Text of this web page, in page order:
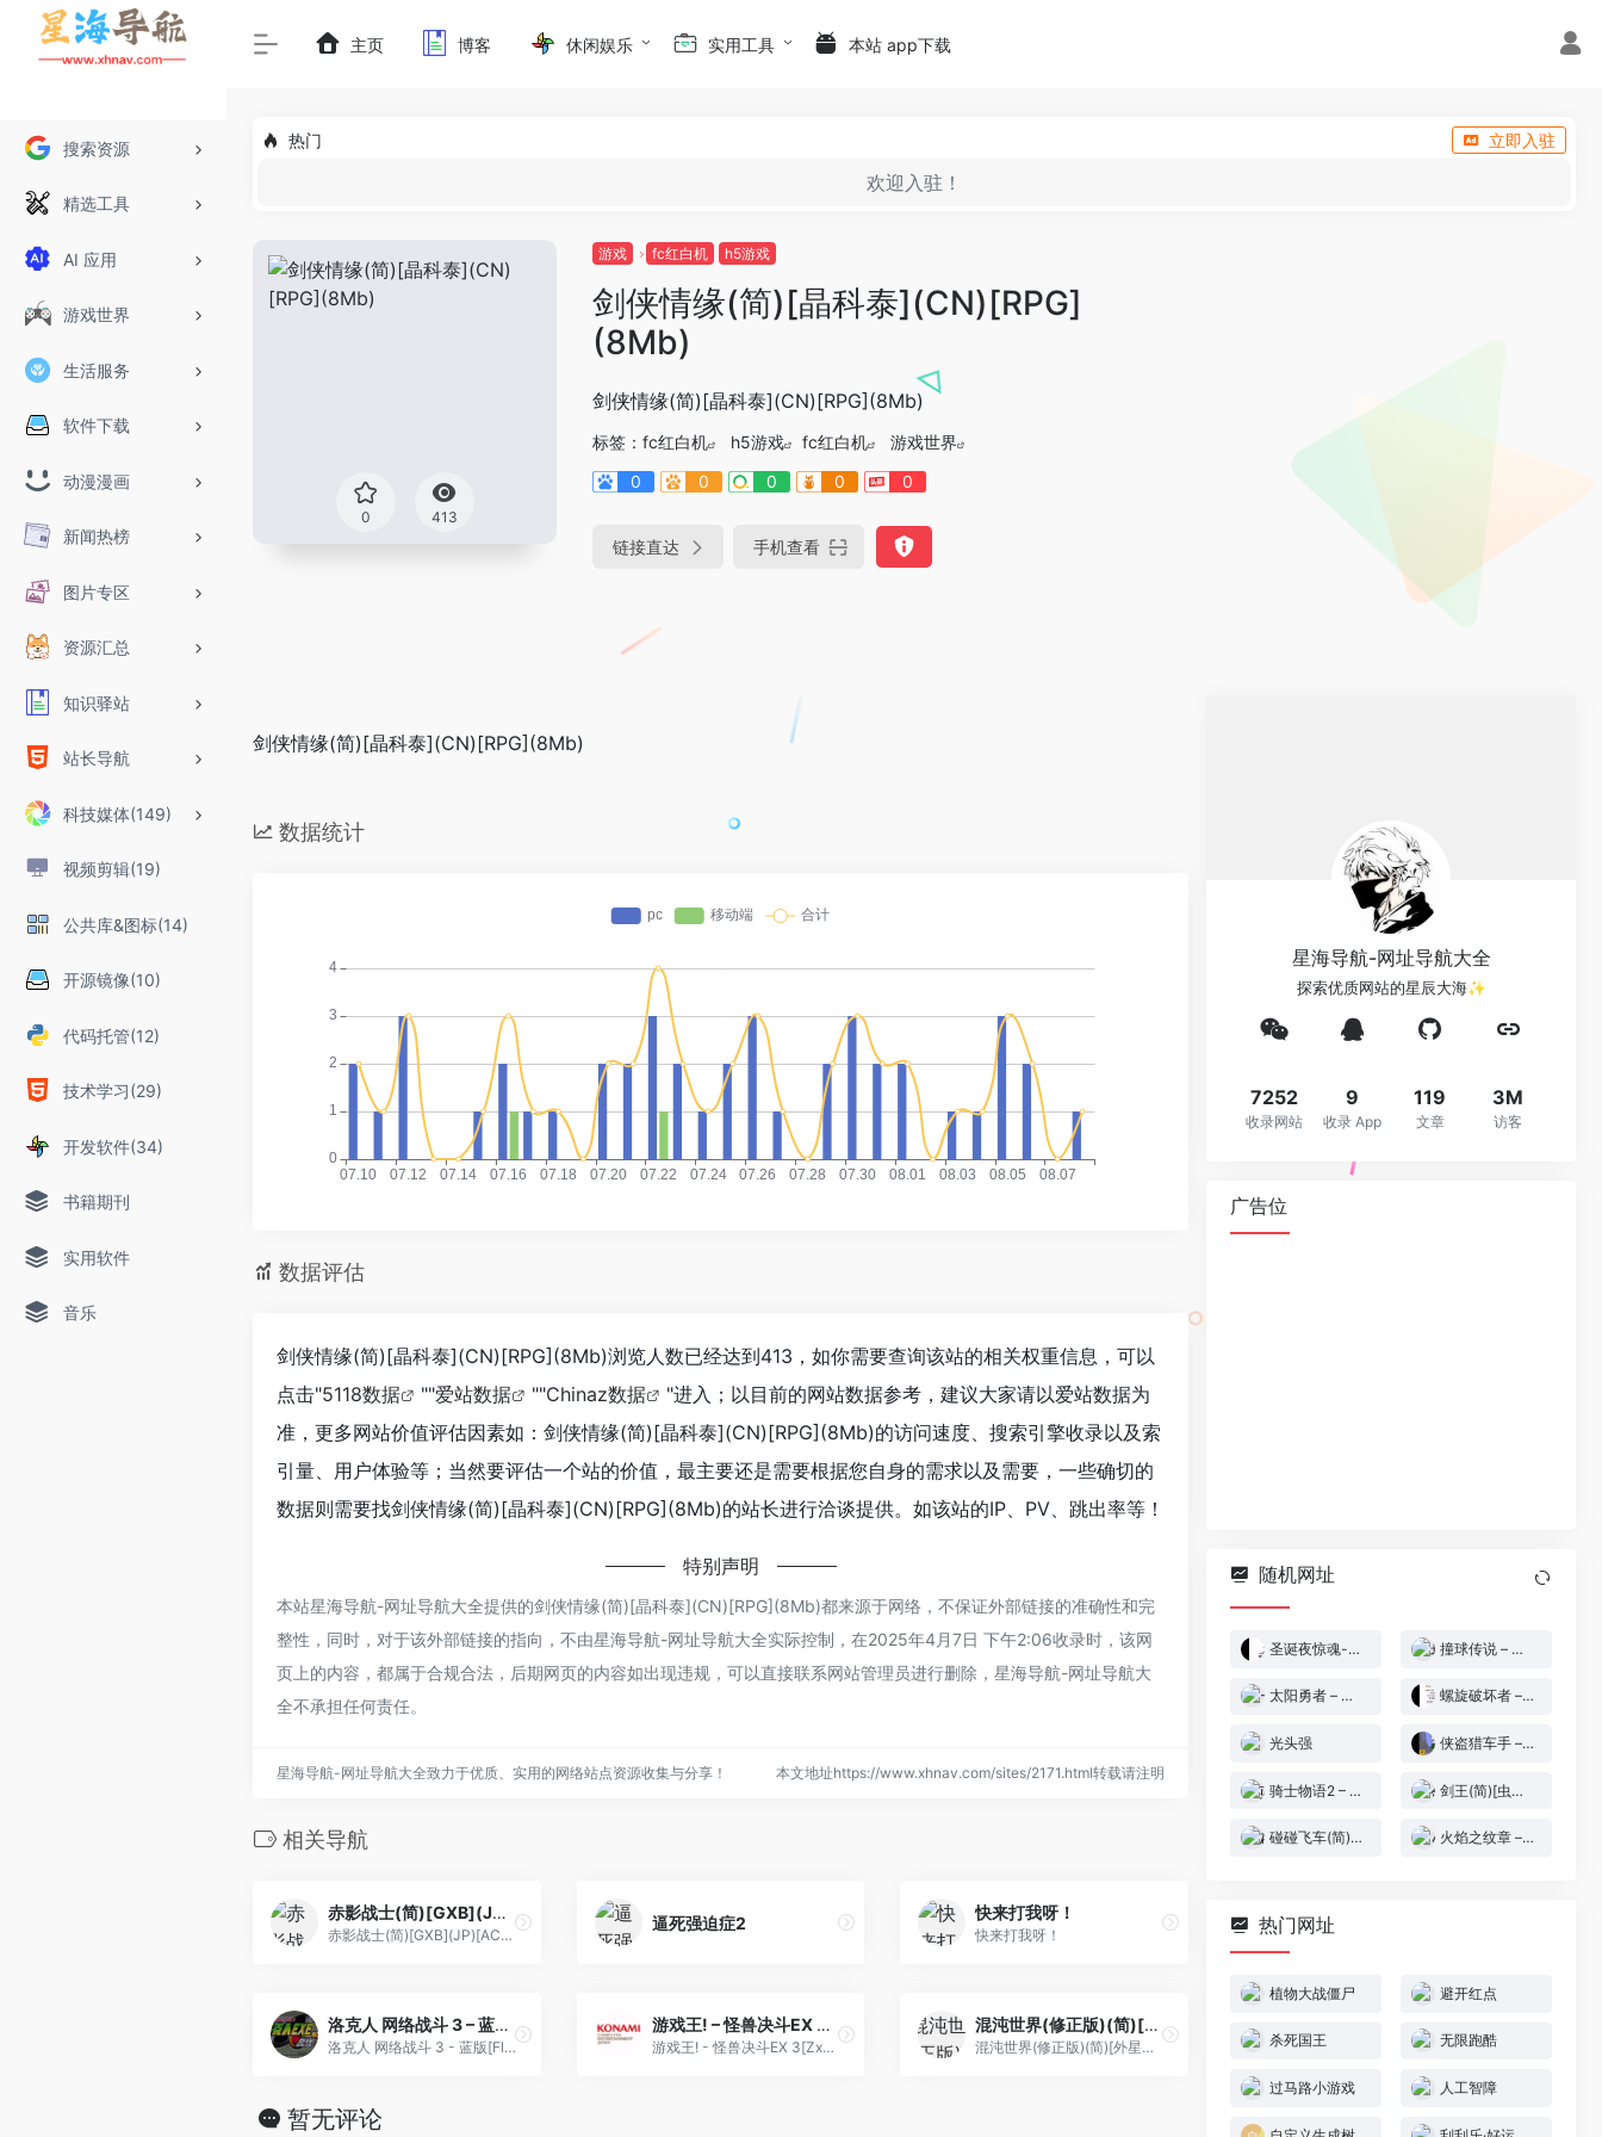
搜索资源
精选工具
AI 应用
游戏世界
生活服务
软件下载
动漫漫画
新闻热榜
图片专区
资源汇总
知识驿站
站长导航
科技媒体(149)
视频剪辑(19)
公共库&图标(14)
开源镜像(10)
代码托管(12)
技术学习(29)
开发软件(34)
书籍期刊
实用软件
音乐
主页 博客 休闲娱乐 实用工具 本站 app下载
热门 立即入驻
欢迎入驻！
0 413
游戏 fc红白机 h5游戏
剑侠情缘(简)[晶科泰](CN)[RPG]
(8Mb)
剑侠情缘(简)[晶科泰](CN)[RPG](8Mb)
标签： fc红白机 h5游戏 fc红白机
游戏世界
0
0 0 0 0
链接直达 手机查看
剑侠情缘(简)[晶科泰](CN)[RPG](8Mb)
数据统计
数据评估
剑侠情缘(简)[晶科泰](CN)[RPG](8Mb)浏览人数已经达到413，如你需要查询该站的相关权重信息，可以
点击"5118数据 ""爱站数据 ""Chinaz数据
"进入；以目前的网站数据参考，建议大家请以爱站数据为
准，更多网站价值评估因素如：剑侠情缘(简)[晶科泰](CN)[RPG](8Mb)的访问速度、搜索引擎收录以及索
引量、用户体验等；当然要评估一个站的价值，最主要还是需要根据您自身的需求以及需要，一些确切的
数据则需要找剑侠情缘(简)[晶科泰](CN)[RPG](8Mb)的站长进行洽谈提供。如该站的IP、PV、跳出率等！
特别声明
本站星海导航-网址导航大全提供的剑侠情缘(简)[晶科泰](CN)[RPG](8Mb)都来源于网络，不保证外部链接的准确性和完
整性，同时，对于该外部链接的指向，不由星海导航-网址导航大全实际控制，在2025年4月7日 下午2:06收录时，该网
页上的内容，都属于合规合法，后期网页的内容如出现违规，可以直接联系网站管理员进行删除，星海导航-网址导航大
全不承担任何责任。
星海导航-网址导航大全致力于优质、实用的网络站点资源收集与分享！ 本文地址https://www.xhnav.com/sites/2171.html转载请注明
相关导航
赤影战士(简)[GXB](JP)[ACT](2Mb)
赤影战士(简)[GXB](JP)[ACT](2Mb)
逼死强迫症2
快来打我呀！
快来打我呀！
洛克人 网络战斗 3 – 蓝版[Flyeyes][简](US)(80.06Mb)
洛克人 网络战斗 3 - 蓝版[Flyeyes][简](US)(80.06Mb)
游戏王! – 怪兽决斗EX 3[Zxp](繁)(JP)(128Mb)
游戏王! - 怪兽决斗EX 3[Zxp](繁)(JP)(128Mb)
混沌世界(修正版)(简)[外星科技+Vanyogin](JP)[RPG](7Mb)
混沌世界(修正版)(简)[外星科技+Vanyogin](JP)[RPG](7Mb)
暂无评论
星海导航-网址导航大全
探索优质网站的星辰大海✨
7252
收录网站
9
收录 App
119
文章
3M
访客
广告位
随机网址
圣诞夜惊魂-南瓜王[Crossztc](像素)[简](JP)(64Mb) 撞球传说 – 花撞2(繁)[晶碁电子](CN)[PUZ](1Mb)
太阳勇者 – 火鸟(简)[hjind1213](JP)[STG](2Mb) 螺旋破坏者 – 轰振钻子[天使汉化组](简)(JP)(64Mb)
光头强 侠盗猎车手 – 前进[Beq & LCPD](Beta) (v20160720)[简](JP)(256Mb)
骑士物语2 – 光之骑士(简)[外星科技](JP)[RPG](6Mb) 剑王(简)[虫虫](JP)[ACT](2Mb)
碰碰飞车(简)[高伟](JP)[RAC](0.5Mb) 火焰之纹章 – 暗黑龙与光之剑(v1.05)(简)[寒雪使者](JP)[SLG](5Mb)
热门网址
植物大战僵尸 避开红点
杀死国王 无限跑酷
过马路小游戏 人工智障